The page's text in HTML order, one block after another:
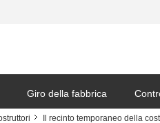
Giro della fabbrica
Il recinto temporaneo della